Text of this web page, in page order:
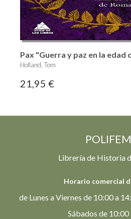
Pax "Guerra y paz en la edad
Holland, Tom
21,95 €
Librería de Historia
Horario comercial
de Lunes a Viernes de 10:00 a
Sábados de 10:00